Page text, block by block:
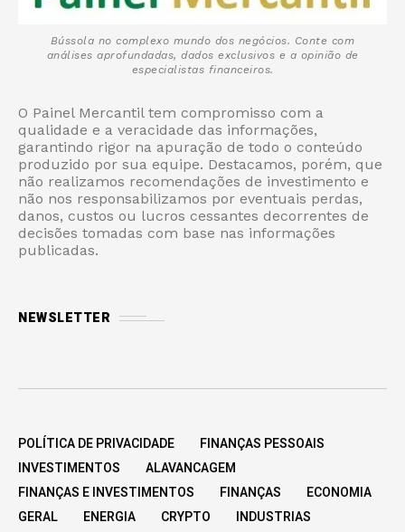
Bússola no complexo mundo dos negócios. Conte com
análises aprofundadas, dados exclusivos e a opinião de
especialistas financeiros.
O Painel Mercantil tem compromisso com a
qualidade e a veracidade das informações,
garantindo rigor na apuração de todo o conteúdo
produzido por sua equipe. Destacamos, porém, que
não realizamos recomendações de investimento e
não nos responsabilizamos por eventuais perdas,
danos, custos ou lucros cessantes decorrentes de
decisões tomadas com base nas informações
publicadas.
NEWSLETTER
POLÍTICA DE PRIVACIDADE
FINANÇAS PESSOAIS
INVESTIMENTOS
ALAVANCAGEM
FINANÇAS E INVESTIMENTOS
FINANÇAS
ECONOMIA
GERAL
ENERGIA CRYPTO INDUSTRIAS